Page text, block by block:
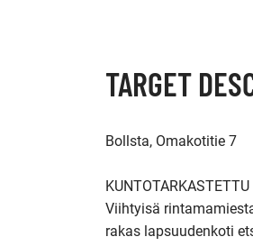
TARGET
Bollsta, Omakotitie 7
KUNTOTARKASTETTU
Viihtyisä
rakas lapsuudenkoti